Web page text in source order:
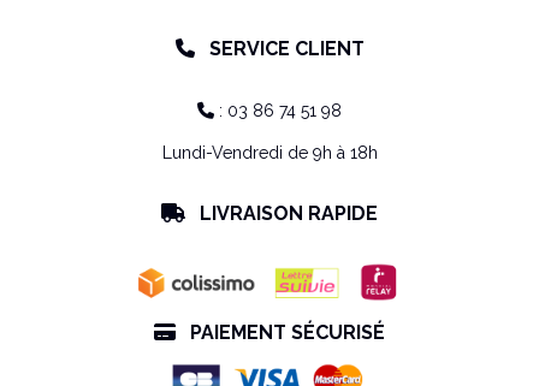
 SERVICE CLIENT
 : 03 86 74 51 98
Lundi-Vendredi de 9h à 18h
 LIVRAISON RAPIDE
 PAIEMENT SÉCURISÉ